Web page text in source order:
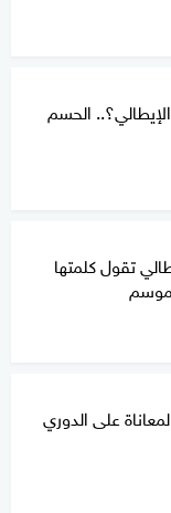
الحسم
تقول كلمتها
على الدوري